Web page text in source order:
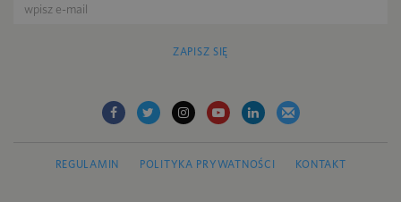
ZAPISZ SIĘ
REGULAMIN POLITYKA PRYWATNOŚCI KONTAKT